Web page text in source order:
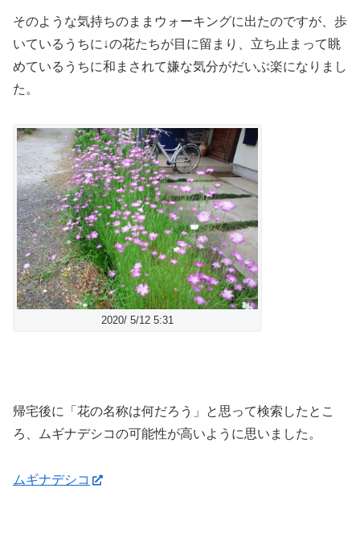
そのような気持ちのままウォーキングに出たのですが、歩
いているうちに↓の花たちが目に留まり、立ち止まって眺
めているうちに和まされて嫌な気分がだいぶ楽になりまし
た。
2020/ 5/12 5:31
帰宅後に「花の名称は何だろう」と思って検索したとこ
ろ、ムギナデシコの可能性が高いように思いました。
ムギナデシコ